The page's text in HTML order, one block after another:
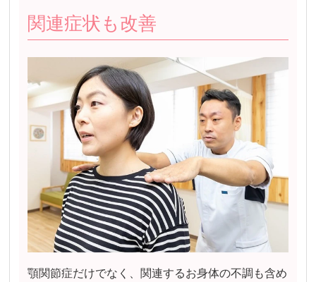
関連症状も改善
顎関節症だけでなく、関連するお身体の不調も含め